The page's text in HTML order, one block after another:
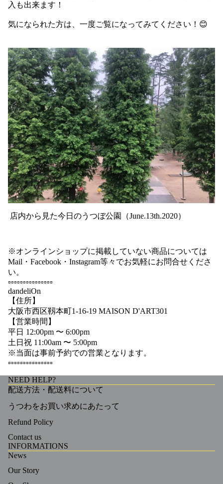
入も出来ます！
気になられた方は、一度ご覧になってみてください！😊
店内から見た今日のうつぼ公園（June.13th.2020）
※オンラインショップに掲載していない商品については
Mail・Facebook・Instagram等々でお気軽にお問合せくださ
い。
▫️▫️▫️▫️▫️▫️▫️▫️▫️▫️▫️▫️▫️▫️▫️
dandeliOn
【住所】
大阪市西区靱本町1-16-19 MAISON D'ART301
【営業時間】
平日 12:00pm 〜 6:00pm
土日祝 11:00am 〜 5:00pm
※当面は事前予約での営業となります。
▫️▫️▫️▫️▫️▫️▫️▫️▫️▫️▫️▫️▫️▫️▫️
NEED HELP?
配送方法・配送料について
うつわをお買い求めにあたって
Refund Policy
Contact us
INFORMATIONS
News
Our Story